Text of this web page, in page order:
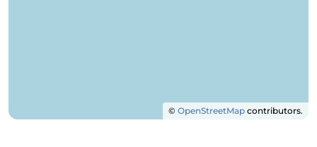
© OpenStreetMap contributors.